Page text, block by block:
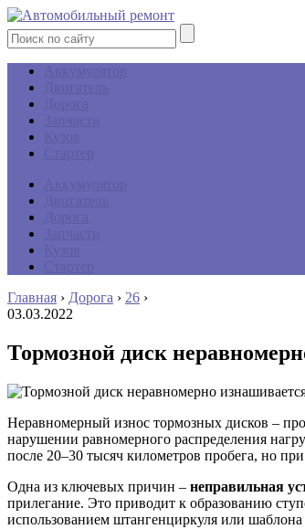
Главная › Дорога › 26 ›
03.03.2022
Тормозной диск
Неравномерный износ тормозных дисков –
нарушении равномерного распределения
после 20–30 тысяч километров пробега, но
Одна из ключевых причин – неправильная
прилегание. Это приводит к образованию
использованием штангенциркуля или шаблона